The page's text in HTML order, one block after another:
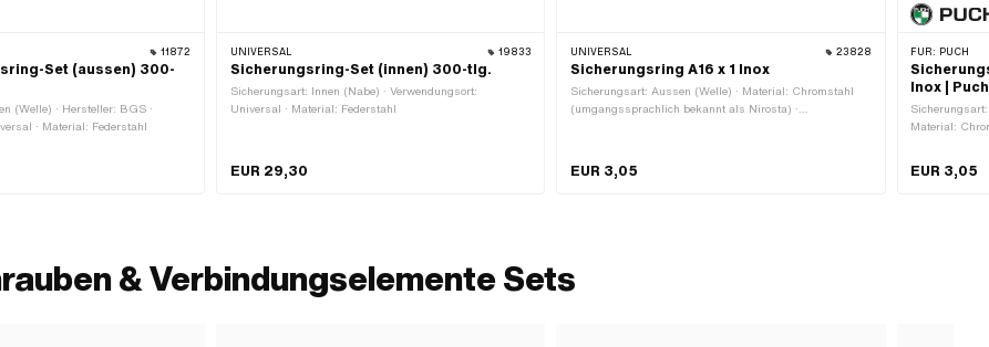
11872
Set (aussen) 300-
(Welle) · Hersteller: BGS ·
· Material: Federstahl
UNIVERSAL 19833
Sicherungsring-Set (innen) 300-tlg.
Sicherungsart: Innen (Nabe) · Verwendungsort:
Universal · Material: Federstahl
EUR 29,30
UNIVERSAL 23828
Sicherungsring A16 x 1 Inox
Sicherungsart: Aussen (Welle) · Material: Chromstahl
(umgangssprachlich bekannt als Nirosta) ·
EUR 3,05
FÜR: PUCH
Inox | Puch
Material:
EUR 3,05
& Verbindungselemente Sets